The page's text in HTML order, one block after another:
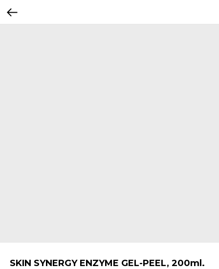
SKIN SYNERGY ENZYME GEL-PEEL, 200ml.